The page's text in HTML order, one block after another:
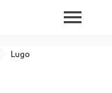
Lugo